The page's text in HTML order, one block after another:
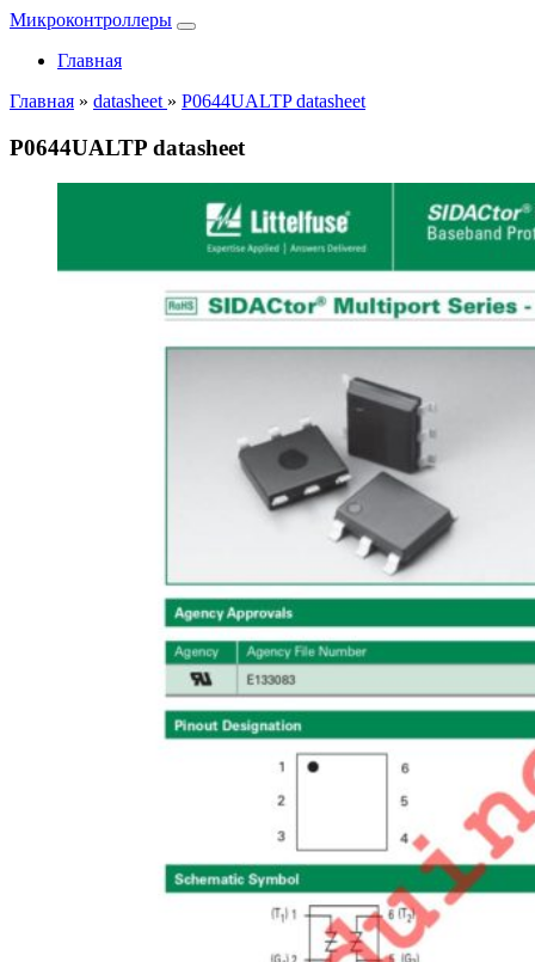
Микроконтроллеры
Главная
Главная » datasheet » P0644UALTP datasheet
P0644UALTP datasheet